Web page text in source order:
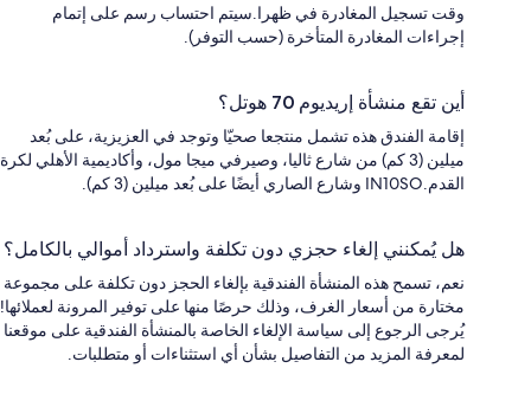
وقت تسجيل المغادرة في ظهرا.سيتم احتساب رسم على إتمام
إجراءات المغادرة المتأخرة (حسب التوفر).
أين تقع منشأة إريديوم 70 هوتل؟
إقامة الفندق هذه تشمل منتجعا صحيّا وتوجد في العزيزية، على بُعد
ميلين (3 كم) من شارع ثاليا، وصيرفي ميجا مول، وأكاديمية الأهلي لكرة
القدم.IN10SO وشارع الصاري أيضًا على بُعد ميلين (3 كم).
هل يُمكنني إلغاء حجزي دون تكلفة واسترداد أموالي بالكامل؟
نعم، تسمح هذه المنشأة الفندقية بإلغاء الحجز دون تكلفة على مجموعة
مختارة من أسعار الغرف، وذلك حرصًا منها على توفير المرونة لعملائها!
يُرجى الرجوع إلى سياسة الإلغاء الخاصة بالمنشأة الفندقية على موقعنا
لمعرفة المزيد من التفاصيل بشأن أي استثناءات أو متطلبات.